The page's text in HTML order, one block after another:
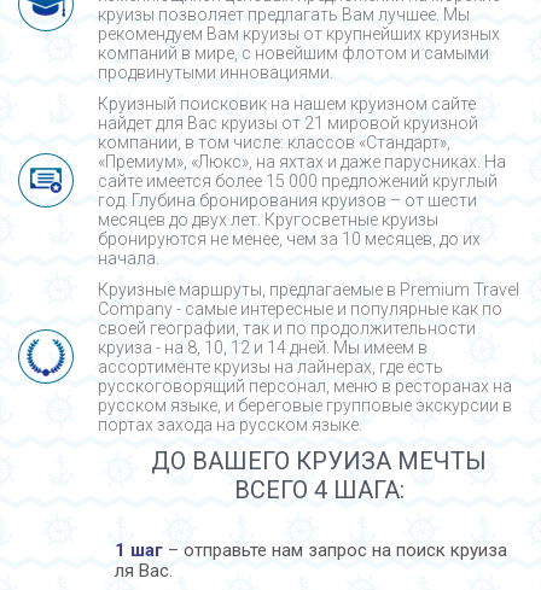
круизы позволяет предлагать Вам лучшее. Мы
рекомендуем Вам круизы от крупнейших круизных
компаний в мире, с новейшим флотом и самыми
продвинутыми инновациями.
Круизный поисковик на нашем круизном сайте
найдет для Вас круизы от 21 мировой круизной
компании, в том числе: классов «Стандарт»,
«Премиум», «Люкс», на яхтах и даже парусниках. На
сайте имеется более 15 000 предложений круглый
год. Глубина бронирования круизов – от шести
месяцев до двух лет. Кругосветные круизы
бронируются не менее, чем за 10 месяцев, до их
начала.
Круизные маршруты, предлагаемые в Premium Travel
Company - cамые интересные и популярные как по
своей географии, так и по продолжительности
круиза - на 8, 10, 12 и 14 дней. Мы имеем в
ассортименте круизы на лайнерах, где есть
русскоговорящий персонал, меню в ресторанах на
русском языке, и береговые групповые экскурсии в
портах захода на русском языке.
ДО ВАШЕГО КРУИЗА МЕЧТЫ
ВСЕГО 4 ШАГА:
1 шаг – отправьте нам запрос на поиск круиза
ля Вас.